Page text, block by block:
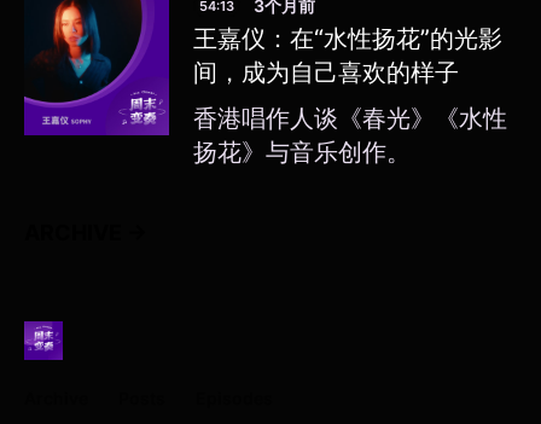
54:13 3个月前
王嘉仪：在“水性扬花”的光影
间，成为自己喜欢的样子
香港唱作人谈《春光》《水性
扬花》与音乐创作。